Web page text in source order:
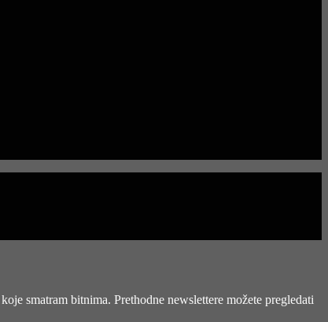
smatram bitnima. Prethodne newslettere možete pregledati